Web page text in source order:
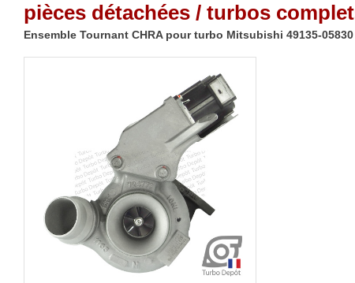
pièces détachées / turbos
Ensemble Tournant CHRA pour turbo Mitsubishi 49135-